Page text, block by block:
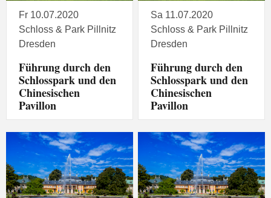
Fr 10.07.2020
Schloss & Park Pillnitz
Dresden
Führung durch den
Schlosspark und den
Chinesischen
Pavillon
Sa 11.07.2020
Schloss & Park Pillnitz
Dresden
Führung durch den
Schlosspark und den
Chinesischen
Pavillon